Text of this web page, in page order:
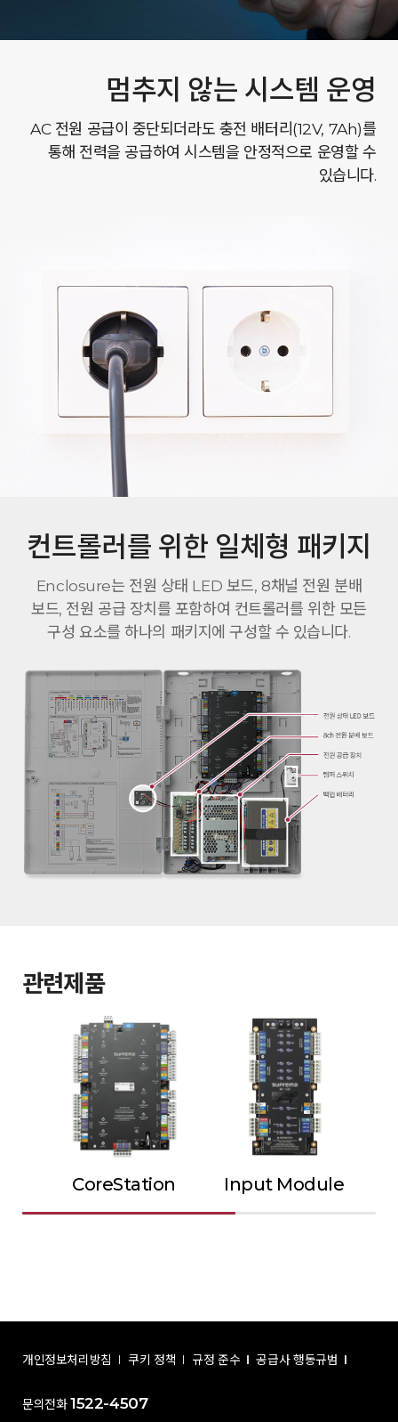
멈추지 않는 시스템 운영
AC 전원 공급이 중단되더라도 충전 배터리(12V, 7Ah)를
통해 전력을 공급하여 시스템을 안정적으로 운영할 수
있습니다.
컨트롤러를 위한 일체형 패키지
Enclosure는 전원 상태 LED 보드, 8채널 전원 분배
보드, 전원 공급 장치를 포함하여 컨트롤러를 위한 모든
구성 요소를 하나의 패키지에 구성할 수 있습니다.
관련제품
CoreStation Input Module
개인정보처리방침 쿠키 정책 규정 준수 공급사 행동규범
문의전화 1522-4507